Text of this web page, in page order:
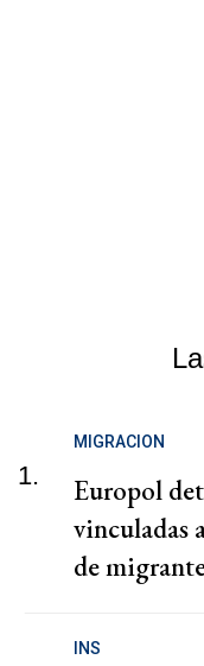
1.
MIGRACION
Europol
vinculadas
de
INS